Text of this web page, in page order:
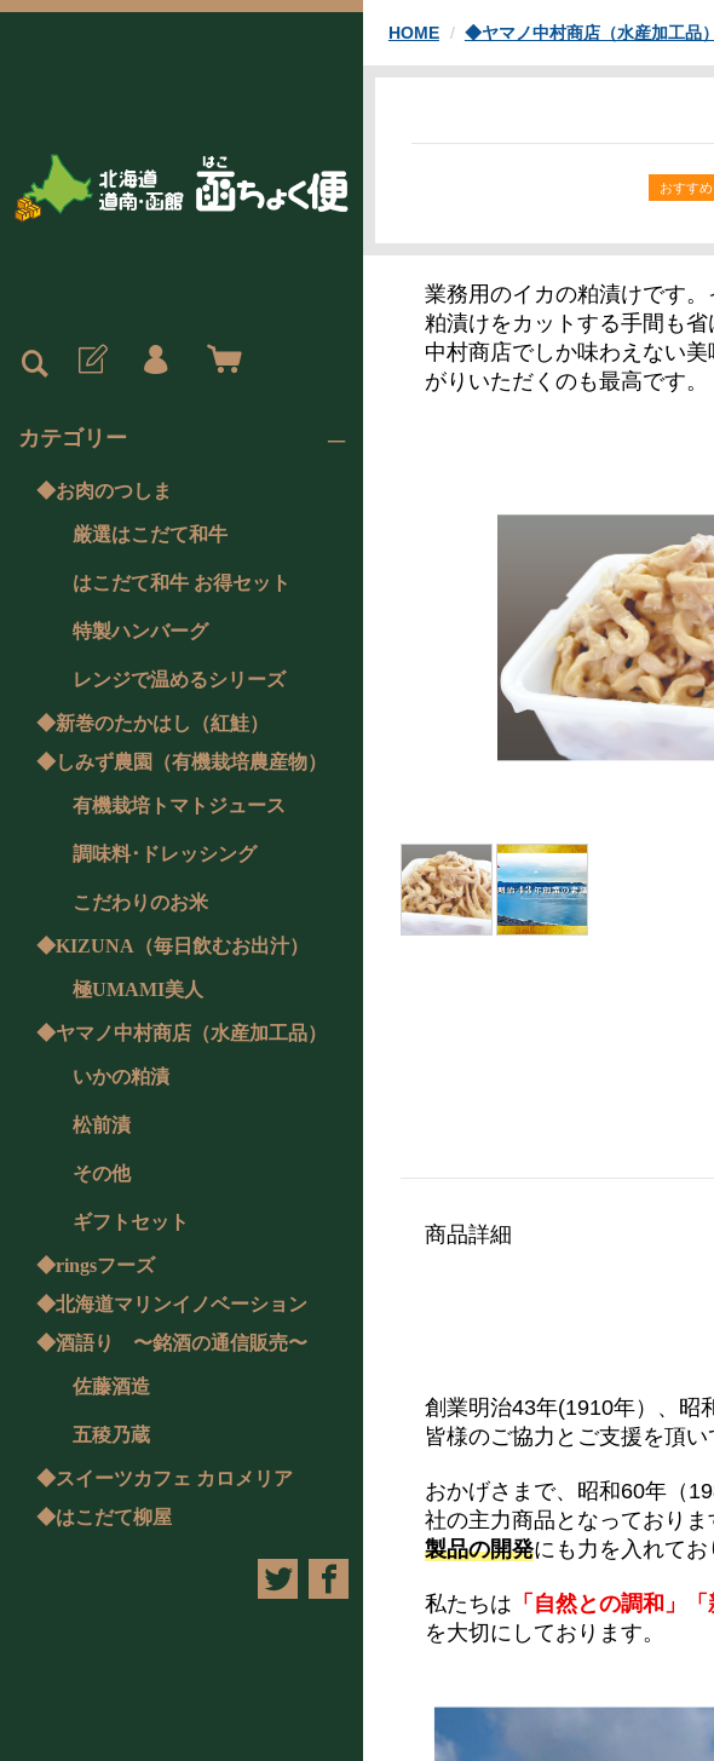
カテゴリー
◆お肉のつしま
厳選はこだて和牛
はこだて和牛 お得セット
特製ハンバーグ
レンジで温めるシリーズ
◆新巻のたかはし（紅鮭）
◆しみず農園（有機栽培農産物）
有機栽培トマトジュース
調味料･ドレッシング
こだわりのお米
◆KIZUNA（毎日飲むお出汁）
極UMAMI美人
◆ヤマノ中村商店（水産加工品）
いかの粕漬
松前漬
その他
ギフトセット
◆ringsフーズ
◆北海道マリンイノベーション
◆酒語り 〜銘酒の通信販売〜
佐藤酒造
五稜乃蔵
◆スイーツカフェ カロメリア
◆はこだて柳屋
HOME ◆ヤマノ中村商店（水産加工品）
業務用のイカの粕漬けです
粕漬けをカットする手間も
中村商店でしか味わえない
がりいただくのも最高です。
商品詳細
創業明治43年(1910年）、昭
皆様のご協力とご支援を頂い
おかげさまで、昭和60年（
社の主力商品となっており
製品の開発にも力を入れてお
私たちは 「自然との調和」
を大切にしております。